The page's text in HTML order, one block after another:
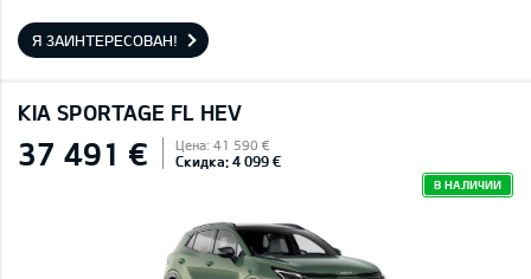
Я ЗАИНТЕРЕСОВАН!
KIA SPORTAGE FL HEV
37 491 € Цена: 41 590 €
Скидка: 4 099 €
В НАЛИЧИИ